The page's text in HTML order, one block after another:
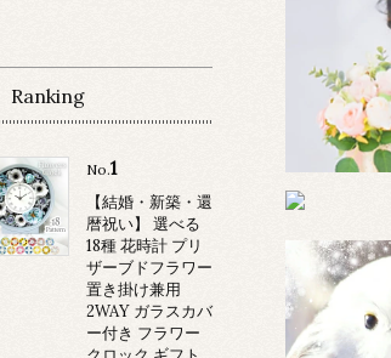
Ranking
No.1
【結婚・新築・還
暦祝い】 選べる
18種 花時計 プリ
ザーブドフラワー
置き掛け兼用
2WAY ガラスカバ
ー付き フラワー